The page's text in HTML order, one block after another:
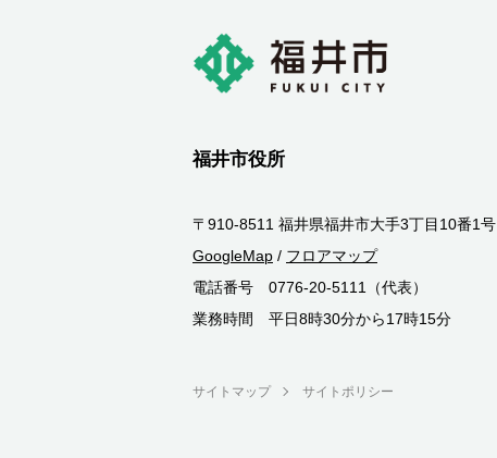
福井市役所
〒910-8511 福井県福井市大手3丁目10番1号
GoogleMap / フロアマップ
電話番号 0776-20-5111（代表）
業務時間 平日8時30分から17時15分
サイトマップ サイトポリシー